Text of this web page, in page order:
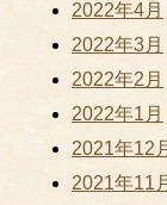
2022年4月
2022年3月
2022年2月
2022年1月
2021年12
2021年11